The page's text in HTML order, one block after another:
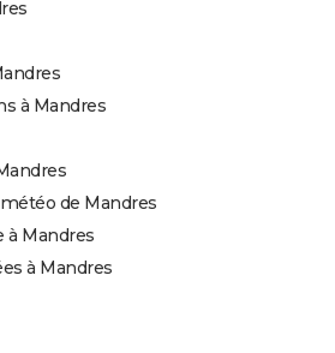
à Mandres
de Mandres
à Mandres
à Mandres